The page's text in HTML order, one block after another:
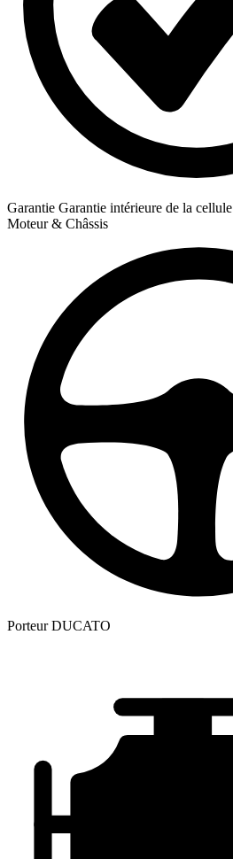
Garantie Garantie intérieure de la cellule
Moteur & Châssis
Porteur DUCATO